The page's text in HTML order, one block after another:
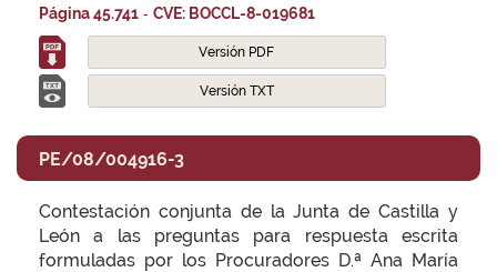
Página 45.741 - CVE: BOCCL-8-019681
Versión PDF
Versión TXT
PE/08/004916-3
Contestación conjunta de la Junta de Castilla y
León a las preguntas para respuesta escrita
formuladas por los Procuradores D.ª Ana María